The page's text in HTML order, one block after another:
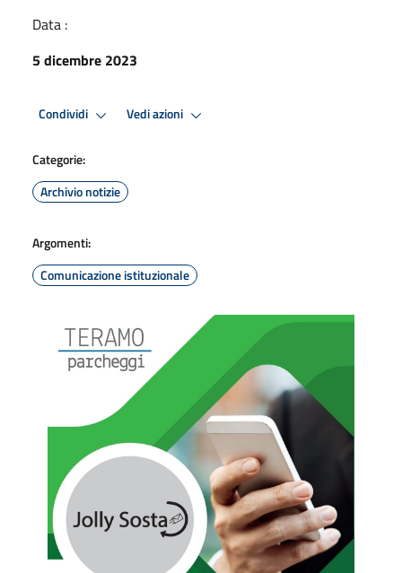
Data :
5 dicembre 2023
Condividi Vedi azioni
Categorie:
Archivio notizie
Argomenti:
Comunicazione istituzionale